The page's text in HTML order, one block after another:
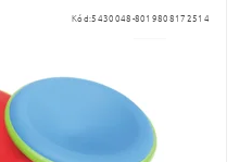
Kód:5430048-8019808172514